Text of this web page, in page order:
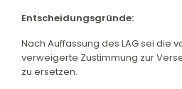
Entscheidungsgründe:
Nach Auffassung des LAG sei die
verweigerte Zustimmung zur
zu ersetzen.